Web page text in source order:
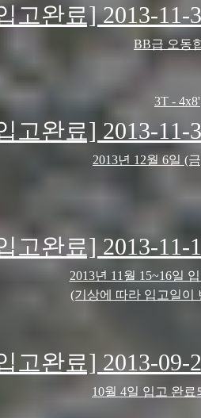
감사합니
고완료] 2013-11-
BB급 오동
3T - 4x8'
4.5 - 4x8'
고완료] 2013-11-
2013년 12월 6일 (
고완료] 2013-11-
2013년 11월 15~16일
(기상에 따라 입고일이
고완료] 2013-09-
10월 4일 입고 완료